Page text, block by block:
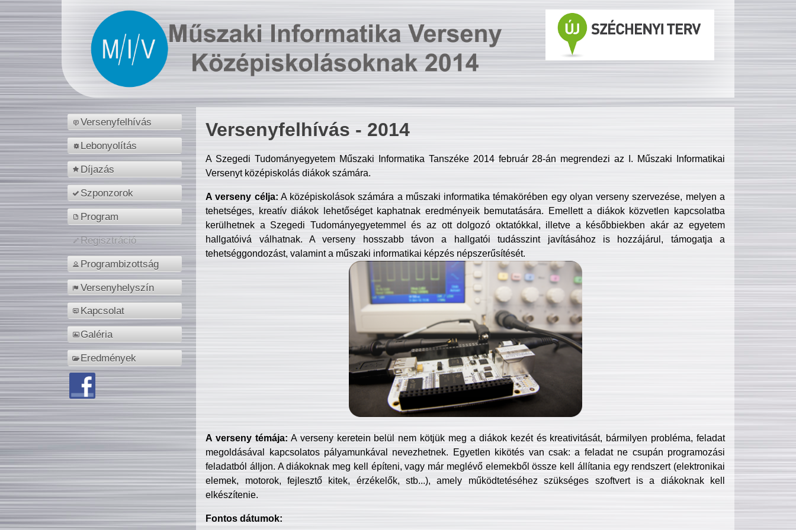
Versenyfelhívás
Lebonyolítás
Díjazás
Szponzorok
Program
Regisztráció
Programbizottság
Versenyhelyszín
Kapcsolat
Galéria
Eredmények
Versenyfelhívás - 2014
A Szegedi Tudományegyetem Műszaki Informatika Tanszéke 2014 február 28-án megrendezi az I. Műszaki Informatikai
Versenyt középiskolás diákok számára.
A verseny célja: A középiskolások számára a műszaki informatika témakörében egy olyan verseny szervezése, melyen a
tehetséges, kreatív diákok lehetőséget kaphatnak eredményeik bemutatására. Emellett a diákok közvetlen kapcsolatba
kerülhetnek a Szegedi Tudományegyetemmel és az ott dolgozó oktatókkal, illetve a későbbiekben akár az egyetem
hallgatóivá válhatnak. A verseny hosszabb távon a hallgatói tudásszint javításához is hozzájárul, támogatja a
tehetséggondozást, valamint a műszaki informatikai képzés népszerűsítését.
A verseny témája: A verseny keretein belül nem kötjük meg a diákok kezét és kreativitását, bármilyen probléma, feladat
megoldásával kapcsolatos pályamunkával nevezhetnek. Egyetlen kikötés van csak: a feladat ne csupán programozási
feladatból álljon. A diákoknak meg kell építeni, vagy már meglévő elemekből össze kell állítania egy rendszert (elektronikai
elemek, motorok, fejlesztő kitek, érzékelők, stb...), amely működtetéséhez szükséges szoftvert is a diákoknak kell
elkészítenie.
Fontos dátumok: